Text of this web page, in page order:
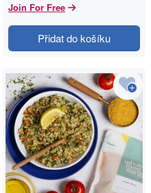
Join For Free
Přidat do košíku